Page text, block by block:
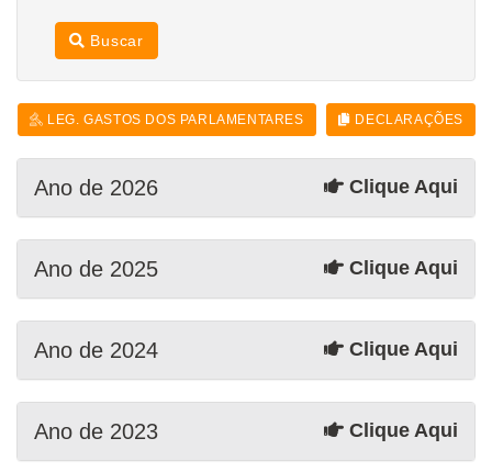
Buscar
LEG. GASTOS DOS PARLAMENTARES DECLARAÇÕES
Ano de 2026 Clique Aqui
Ano de 2025 Clique Aqui
Ano de 2024 Clique Aqui
Ano de 2023 Clique Aqui